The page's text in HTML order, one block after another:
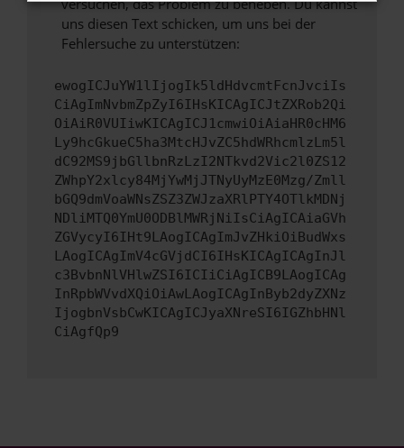
uns diesen Text schicken, um uns bei der
Fehlersuche zu unterstützen:
ewogICJuYW1lIjogIk5ldHdvcmtFcnJvciIs
CiAgImNvbmZpZyI6IHsKICAgICJtZXRob2Qi
OiAiR0VUIiwKICAgICJ1cmwiOiAiaHR0cHM6
Ly9hcGkueC5ha3MtcHJvZC5hdWRhcmlzLm5l
dC92MS9jbGllbnRzLzI2NTkvd2Vic2l0ZS12
ZWhpY2xlcy84MjYwMjJTNyUyMzE0Mzg/Zmll
bGQ9dmVoaWNsZSZ3ZWJzaXRlPTY4OTlkMDNj
NDliMTQ0YmU0ODBlMWRjNiIsCiAgICAiaGVh
ZGVycyI6IHt9LAogICAgImJvZHkiOiBudWxs
LAogICAgImV4cGVjdCI6IHsKICAgICAgInJl
c3BvbnNlVHlwZSI6ICIiCiAgICB9LAogICAg
InRpbWVvdXQiOiAwLAogICAgInByb2dyZXNz
IjogbnVsbCwKICAgICJyaXNreSI6IGZhbHNl
CiAgfQp9